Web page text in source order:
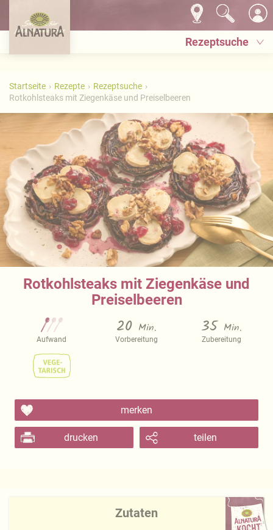
Rezeptsuche
Startseite Rezepte
Rezeptsuche
Rotkohlsteaks mit Ziegenkäse und Preiselbeeren
Rotkohlsteaks mit Ziegenkäse und
Preiselbeeren
Aufwand
20 Min.
Vorbereitung
35 Min.
Zubereitung
merken
drucken teilen
Zutaten